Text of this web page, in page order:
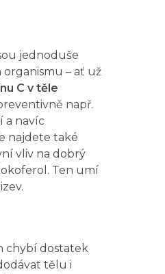
jednoduše
– ať už
C v těle
např.
a navíc
najdete také
vliv na dobrý
Ten umí
chybí dostatek
tělu i